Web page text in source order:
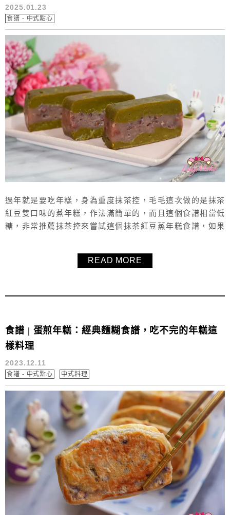
2025.01.23
食譜 - 中式點心
過年就是要吃年糕，身為重度抹茶控，毛毛這次做的是抹茶
紅豆雙口味的蒸年糕，作法滿簡單的，而且這個食譜相當低
糖，非常推薦抹茶控來嘗試這個抹茶紅豆蒸年糕食譜，如果
READ MORE
食譜 | 蛋煎年糕：經典麵糊食譜，吃不完的年糕這
樣料理
2023.12.11
食譜 - 中式點心 中式料理